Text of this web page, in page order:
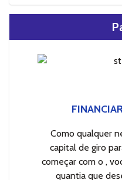
Como qualquer
capital de giro
começar com o ,
quantia que